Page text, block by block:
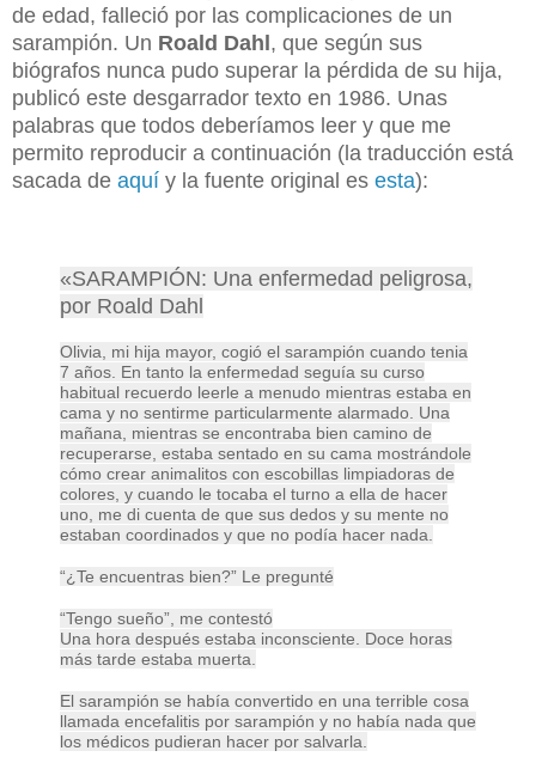
de edad, falleció por las complicaciones de un
sarampión. Un Roald Dahl, que según sus
biógrafos nunca pudo superar la pérdida de su hija,
publicó este desgarrador texto en 1986. Unas
palabras que todos deberíamos leer y que me
permito reproducir a continuación (la traducción está
sacada de aquí y la fuente original es esta):
«SARAMPIÓN: Una enfermedad peligrosa,
por Roald Dahl
Olivia, mi hija mayor, cogió el sarampión cuando tenia
7 años. En tanto la enfermedad seguía su curso
habitual recuerdo leerle a menudo mientras estaba en
cama y no sentirme particularmente alarmado. Una
mañana, mientras se encontraba bien camino de
recuperarse, estaba sentado en su cama mostrándole
cómo crear animalitos con escobillas limpiadoras de
colores, y cuando le tocaba el turno a ella de hacer
uno, me di cuenta de que sus dedos y su mente no
estaban coordinados y que no podía hacer nada.
“¿Te encuentras bien?” Le pregunté
“Tengo sueño”, me contestó
Una hora después estaba inconsciente. Doce horas
más tarde estaba muerta.
El sarampión se había convertido en una terrible cosa
llamada encefalitis por sarampión y no había nada que
los médicos pudieran hacer por salvarla.